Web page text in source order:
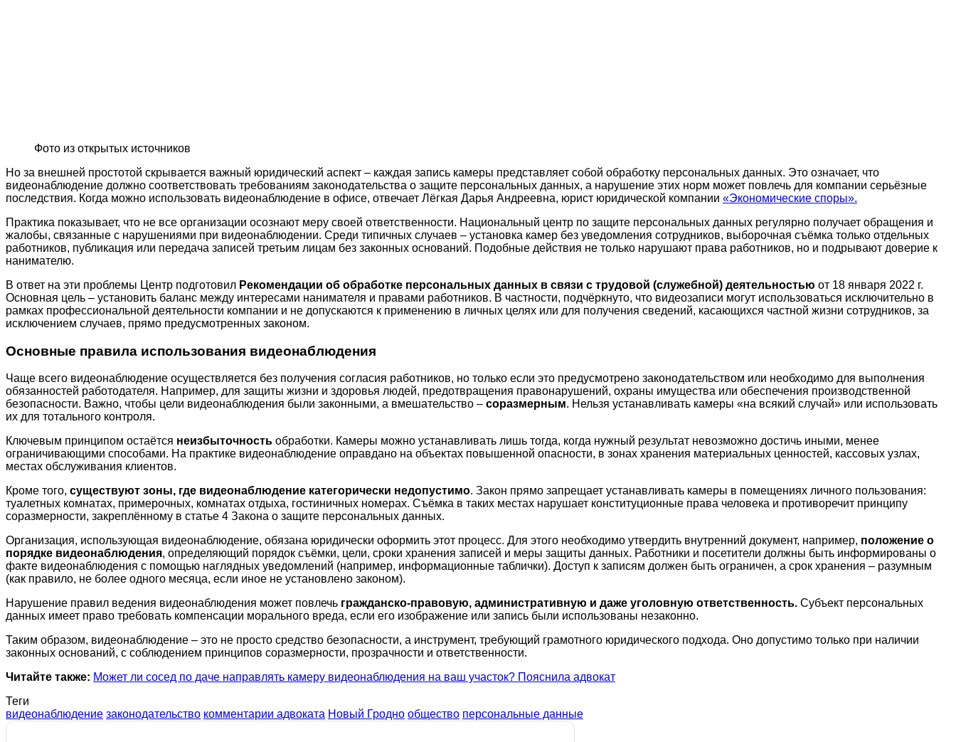
Фото из открытых источников
Но за внешней простотой скрывается важный юридический аспект – каждая запись камеры представляет собой обработку персональных данных. Это означает, что
видеонаблюдение должно соответствовать требованиям законодательства о защите персональных данных, а нарушение этих норм может повлечь для компании серьёзные
последствия. Когда можно использовать видеонаблюдение в офисе, отвечает Лёгкая Дарья Андреевна, юрист юридической компании «Экономические споры».
Практика показывает, что не все организации осознают меру своей ответственности. Национальный центр по защите персональных данных регулярно получает обращения и
жалобы, связанные с нарушениями при видеонаблюдении. Среди типичных случаев – установка камер без уведомления сотрудников, выборочная съёмка только отдельных
работников, публикация или передача записей третьим лицам без законных оснований. Подобные действия не только нарушают права работников, но и подрывают доверие к
нанимателю.
В ответ на эти проблемы Центр подготовил Рекомендации об обработке персональных данных в связи с трудовой (служебной) деятельностью от 18 января 2022 г.
Основная цель – установить баланс между интересами нанимателя и правами работников. В частности, подчёркнуто, что видеозаписи могут использоваться исключительно в
рамках профессиональной деятельности компании и не допускаются к применению в личных целях или для получения сведений, касающихся частной жизни сотрудников, за
исключением случаев, прямо предусмотренных законом.
Основные правила использования видеонаблюдения
Чаще всего видеонаблюдение осуществляется без получения согласия работников, но только если это предусмотрено законодательством или необходимо для выполнения
обязанностей работодателя. Например, для защиты жизни и здоровья людей, предотвращения правонарушений, охраны имущества или обеспечения производственной
безопасности. Важно, чтобы цели видеонаблюдения были законными, а вмешательство – соразмерным. Нельзя устанавливать камеры «на всякий случай» или использовать
их для тотального контроля.
Ключевым принципом остаётся неизбыточность обработки. Камеры можно устанавливать лишь тогда, когда нужный результат невозможно достичь иными, менее
ограничивающими способами. На практике видеонаблюдение оправдано на объектах повышенной опасности, в зонах хранения материальных ценностей, кассовых узлах,
местах обслуживания клиентов.
Кроме того, существуют зоны, где видеонаблюдение категорически недопустимо. Закон прямо запрещает устанавливать камеры в помещениях личного пользования:
туалетных комнатах, примерочных, комнатах отдыха, гостиничных номерах. Съёмка в таких местах нарушает конституционные права человека и противоречит принципу
соразмерности, закреплённому в статье 4 Закона о защите персональных данных.
Организация, использующая видеонаблюдение, обязана юридически оформить этот процесс. Для этого необходимо утвердить внутренний документ, например, положение о
порядке видеонаблюдения, определяющий порядок съёмки, цели, сроки хранения записей и меры защиты данных. Работники и посетители должны быть информированы о
факте видеонаблюдения с помощью наглядных уведомлений (например, информационные таблички). Доступ к записям должен быть ограничен, а срок хранения – разумным
(как правило, не более одного месяца, если иное не установлено законом).
Нарушение правил ведения видеонаблюдения может повлечь гражданско-правовую, административную и даже уголовную ответственность. Субъект персональных
данных имеет право требовать компенсации морального вреда, если его изображение или запись были использованы незаконно.
Таким образом, видеонаблюдение – это не просто средство безопасности, а инструмент, требующий грамотного юридического подхода. Оно допустимо только при наличии
законных оснований, с соблюдением принципов соразмерности, прозрачности и ответственности.
Читайте также: Может ли сосед по даче направлять камеру видеонаблюдения на ваш участок? Пояснила адвокат
Теги
видеонаблюдение законодательство комментарии адвоката Новый Гродно общество персональные данные